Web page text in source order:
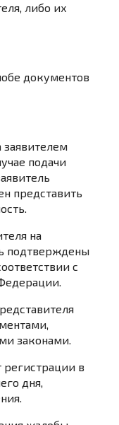
либо их
документов
заявителем
подачи
представить
на
подтверждены
с
законами.
в
дня,